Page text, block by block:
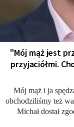
"Mój mąż jest
przyjaciółmi.
Mój mąż i ja
obchodziliśmy też
Michał dostał